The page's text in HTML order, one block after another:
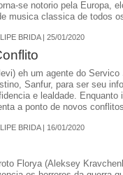
se notorio pela Europa,
musica classica de todos
BRIDA | 25/01/2020
eh um agente do
Sanfur, para ser seu
e lealdade.
a ponto de novos
BRIDA | 16/01/2020
Florya (Aleksey